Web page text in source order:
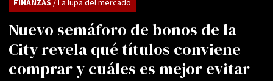
Nuevo semáforo de bonos de la
City revela qué títulos conviene
comprar y cuáles es mejor evitar
FINANZAS / La lupa del mercado